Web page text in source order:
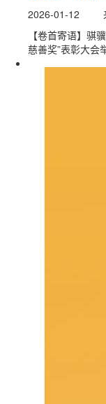
2026-01-12
【卷首寄语】骐
慈善奖”表彰大会